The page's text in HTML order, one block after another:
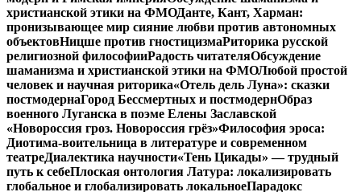
христианской этики на ФМОДанте, Кант, Харман:
пронизывающее мир сияние любви против автономных
объектовНицше против гностицизмаРиторика русской
религиозной философииРадость читателяОбсуждение
шаманизма и христианской этики на ФМОЛюбой простой
человек и научная риторика«Отель дель Луна»: сказки
постмодернаГород Бессмертных и постмодернОбраз
военного Луганска в поэме Елены Заславской
«Новороссия гроз. Новороссия грёз»Философия эроса:
Диотима-воительница в литературе и современном
театреДиалектика научности«Тень Цикады» — трудный
путь к себеПлоская онтология Латура: локализировать
глобальное и глобализировать локальноеПарадокс